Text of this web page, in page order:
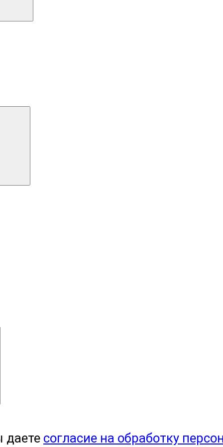
даете согласие на обработку